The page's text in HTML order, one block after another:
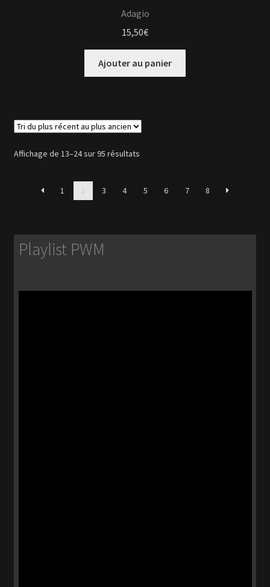
Adagio
15,50€
Ajouter au panier
Affichage de 13–24 sur 95 résultatsTrié
récent
ancien
1 2 3 4 5 6 7 8
Playlist PWM